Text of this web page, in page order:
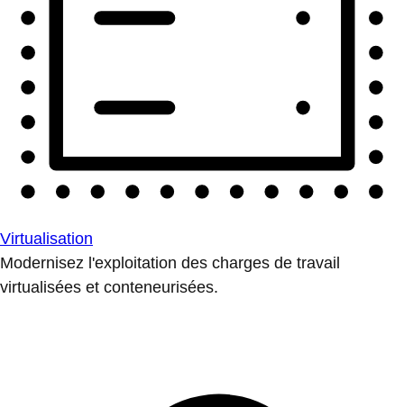
Virtualisation
Modernisez l'exploitation des charges de travail
virtualisées et conteneurisées.